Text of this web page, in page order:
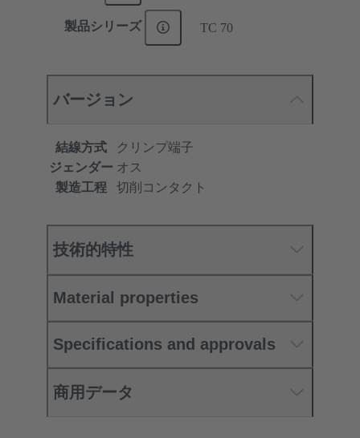
製品シリーズ TC 70
バージョン
結線方式
クリンプ端子
ジェンダー オス
製造工程
切削コンタクト
技術的特性
Material properties
Specifications and approvals
商用データ